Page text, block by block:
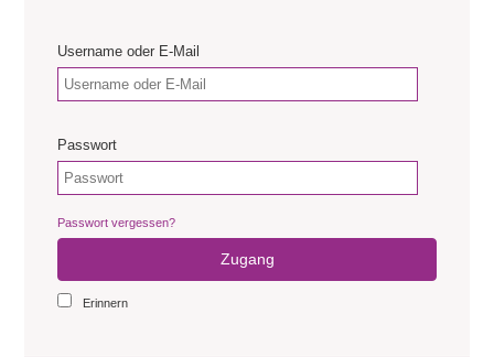
Username oder E-Mail
Passwort
Passwort vergessen?
Zugang
Erinnern